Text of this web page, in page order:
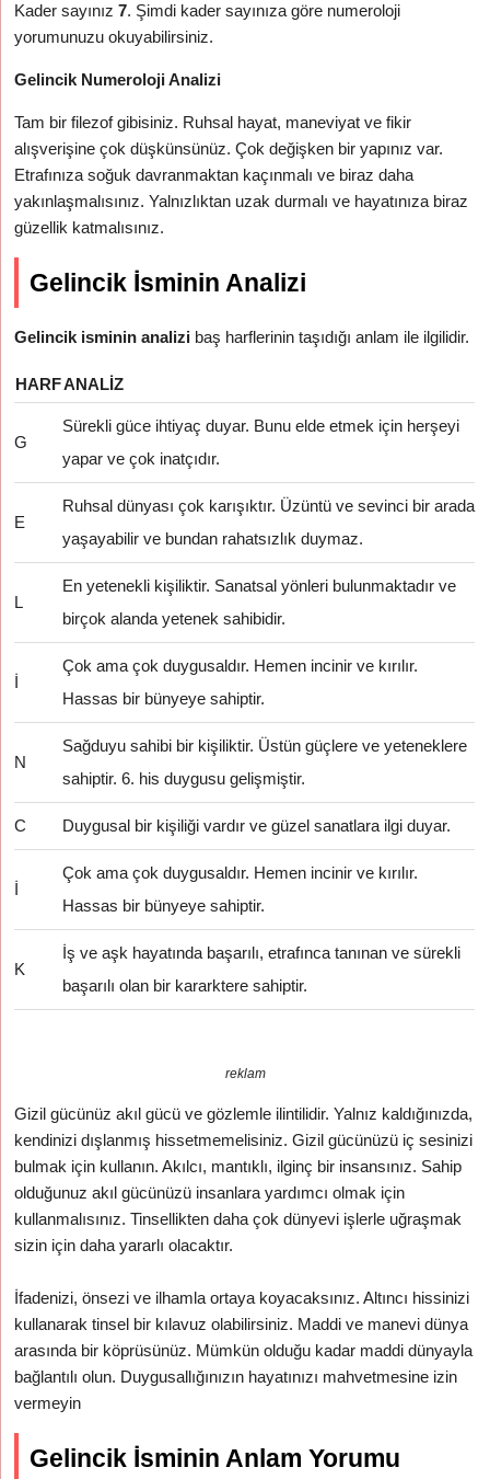
Kader sayınız7. Şimdi kader sayınıza göre numeroloji
yorumunuzu okuyabilirsiniz.
Gelincik Numeroloji Analizi
Tam bir filezof gibisiniz. Ruhsal hayat, maneviyat ve fikir
alışverişine çok düşkünsünüz. Çok değişken bir yapınız var.
Etrafınıza soğuk davranmaktan kaçınmalı ve biraz daha
yakınlaşmalısınız. Yalnızlıktan uzak durmalı ve hayatınıza biraz
güzellik katmalısınız.
Gelincik İsminin Analizi
Gelincik isminin analizi baş harflerinin taşıdığı anlam ile ilgilidir.
HARFANALIZ
G
Sürekli güce ihtiyaç duyar. Bunu elde etmek için herşeyi
yapar ve çok inatçıdır.
E
Ruhsal dünyası çok karışıktır. Üzüntü ve sevinci bir arada
yaşayabilir ve bundan rahatsızlık duymaz.
L
En yetenekli kişiliktir. Sanatsal yönleri bulunmaktadır ve
birçok alanda yetenek sahibidir.
İ
Çok ama çok duygusaldır. Hemen incinir ve kırılır.
Hassas bir bünyeye sahiptir.
N
Sağduyu sahibi bir kişiliktir. Üstün güçlere ve yeteneklere
sahiptir. 6. his duygusu gelişmiştir.
C Duygusal bir kişiliği vardır ve güzel sanatlara ilgi duyar.
İ
Çok ama çok duygusaldır. Hemen incinir ve kırılır.
Hassas bir bünyeye sahiptir.
K
İş ve aşk hayatında başarılı, etrafınca tanınan ve sürekli
başarılı olan bir kararktere sahiptir.
reklam
Gizil gücünüz akıl gücü ve gözlemle ilintilidir. Yalnız kaldığınızda,
kendinizi dışlanmış hissetmemelisiniz. Gizil gücünüzü iç sesinizi
bulmak için kullanın. Akılcı, mantıklı, ilginç bir insansınız. Sahip
olduğunuz akıl gücünüzü insanlara yardımcı olmak için
kullanmalısınız. Tinsellikten daha çok dünyevi işlerle uğraşmak
sizin için daha yararlı olacaktır.
İfadenizi, önsezi ve ilhamla ortaya koyacaksınız. Altıncı hissinizi
kullanarak tinsel bir kılavuz olabilirsiniz. Maddi ve manevi dünya
arasında bir köprüsünüz. Mümkün olduğu kadar maddi dünyayla
bağlantılı olun. Duygusallığınızın hayatınızı mahvetmesine izin
vermeyin
Gelincik İsminin Anlam Yorumu